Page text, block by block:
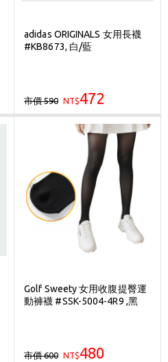
adidas ORIGINALS 女用長襪
#KB8673, 白/藍
市價 590 NT$472
Golf Sweety 女用收腹提臀運
動褲襪 #SSK-5004-4R9 ,黑
市價 600 NT$480